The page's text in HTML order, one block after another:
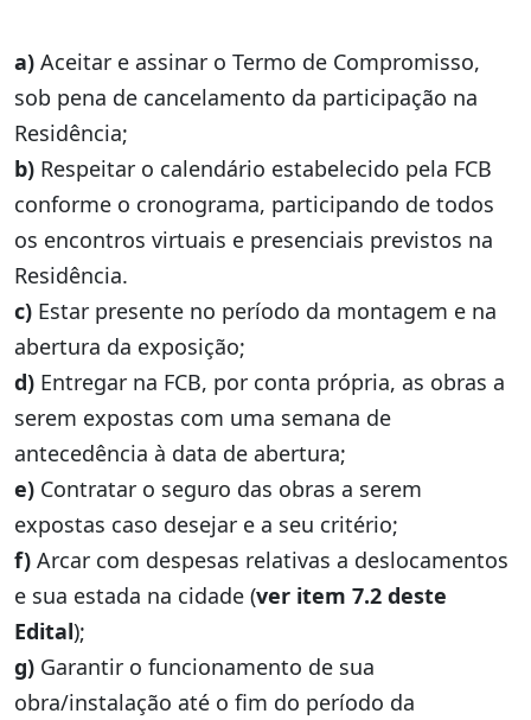
a) Aceitar e assinar o Termo de Compromisso,
sob pena de cancelamento da participação na
Residência;
b) Respeitar o calendário estabelecido pela FCB
conforme o cronograma, participando de todos
os encontros virtuais e presenciais previstos na
Residência.
c) Estar presente no período da montagem e na
abertura da exposição;
d) Entregar na FCB, por conta própria, as obras a
serem expostas com uma semana de
antecedência à data de abertura;
e) Contratar o seguro das obras a serem
expostas caso desejar e a seu critério;
f) Arcar com despesas relativas a deslocamentos
e sua estada na cidade (ver item 7.2 deste
Edital);
g) Garantir o funcionamento de sua
obra/instalação até o fim do período da